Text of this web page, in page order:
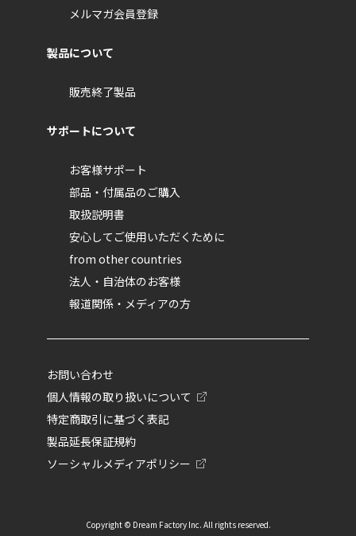
メルマガ会員登録
製品について
販売終了製品
サポートについて
お客様サポート
部品・付属品のご購入
取扱説明書
安心してご使用いただくために
from other countries
法人・自治体のお客様
報道関係・メディアの方
お問い合わせ
個人情報の取り扱いについて
特定商取引に基づく表記
製品延長保証規約
ソーシャルメディアポリシー
Copyright © Dream Factory Inc. All rights reserved.